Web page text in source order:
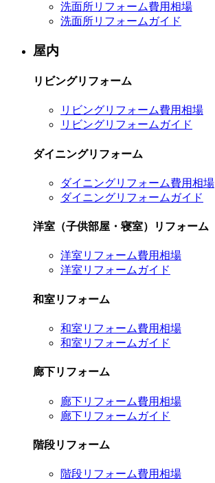
洗面所リフォーム費用相場
洗面所リフォームガイド
屋内
リビングリフォーム
リビングリフォーム費用相場
リビングリフォームガイド
ダイニングリフォーム
ダイニングリフォーム費用相場
ダイニングリフォームガイド
洋室（子供部屋・寝室）リフォーム
洋室リフォーム費用相場
洋室リフォームガイド
和室リフォーム
和室リフォーム費用相場
和室リフォームガイド
廊下リフォーム
廊下リフォーム費用相場
廊下リフォームガイド
階段リフォーム
階段リフォーム費用相場